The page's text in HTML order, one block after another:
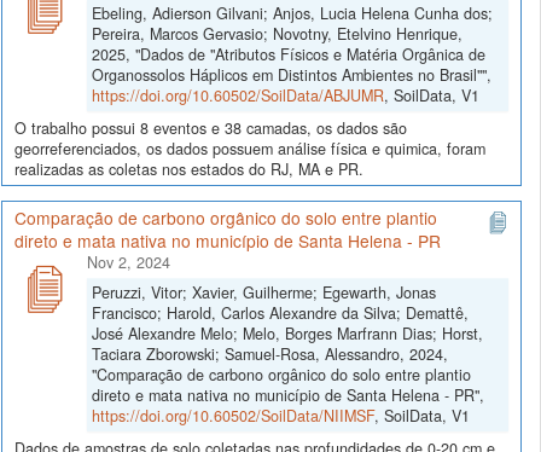
Ebeling, Adierson Gilvani; Anjos, Lucia Helena Cunha dos;
Pereira, Marcos Gervasio; Novotny, Etelvino Henrique,
2025, "Dados de "Atributos Físicos e Matéria Orgânica de
Organossolos Háplicos em Distintos Ambientes no Brasil"",
https://doi.org/10.60502/SoilData/ABJUMR, SoilData, V1
O trabalho possui 8 eventos e 38 camadas, os dados são
georreferenciados, os dados possuem análise física e quimica, foram
realizadas as coletas nos estados do RJ, MA e PR.
Comparação de carbono orgânico do solo entre plantio
direto e mata nativa no município de Santa Helena - PR
Nov 2, 2024
Peruzzi, Vitor; Xavier, Guilherme; Egewarth, Jonas
Francisco; Harold, Carlos Alexandre da Silva; Demattê,
José Alexandre Melo; Melo, Borges Marfrann Dias; Horst,
Taciara Zborowski; Samuel-Rosa, Alessandro, 2024,
"Comparação de carbono orgânico do solo entre plantio
direto e mata nativa no município de Santa Helena - PR",
https://doi.org/10.60502/SoilData/NIIMSF, SoilData, V1